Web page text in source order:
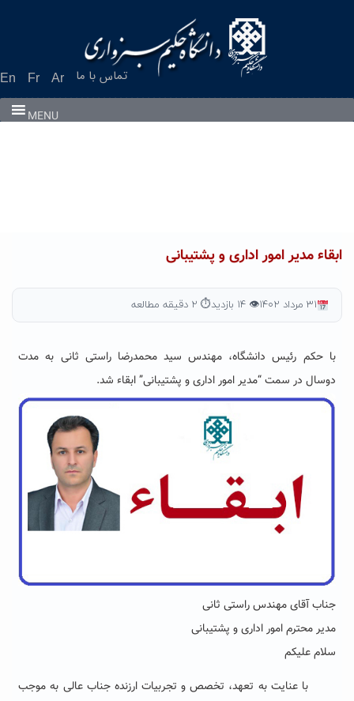
En Fr Ar تماس با ما
MENU
ابقاء مدیر امور اداری و پشتیبانی
۳۱ مرداد ۱۴۰۲ 👁 ۱۴ بازدید ⏱ ۲ دقیقه مطالعه
با حکم رئیس دانشگاه، مهندس سید محمدرضا راستی ثانی به مدت
دوسال در سمت“مدیر امور اداری و پشتیبانی” ابقاء شد.
جناب آقای مهندس راستی ثانی
مدیر محترم امور اداری و پشتیبانی
سلام علیکم
با عنایت به تعهد، تخصص و تجربیات ارزنده جناب عالی به موجب